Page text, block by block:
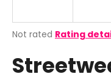
The
product
rating
Not rated Rating
n
f